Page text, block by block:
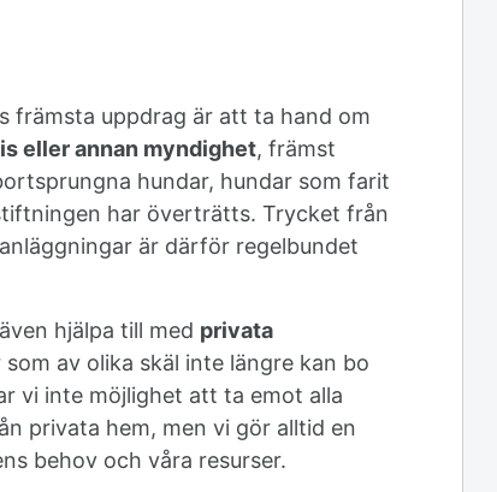
främsta uppdrag är att ta hand om
eller annan myndighet, främst
hundar, hundar som farit
har överträtts. Trycket från
är därför regelbundet
hjälpa till med privata
av olika skäl inte längre kan bo
vi inte möjlighet att ta emot alla
privata hem, men vi gör alltid en
behov och våra resurser.